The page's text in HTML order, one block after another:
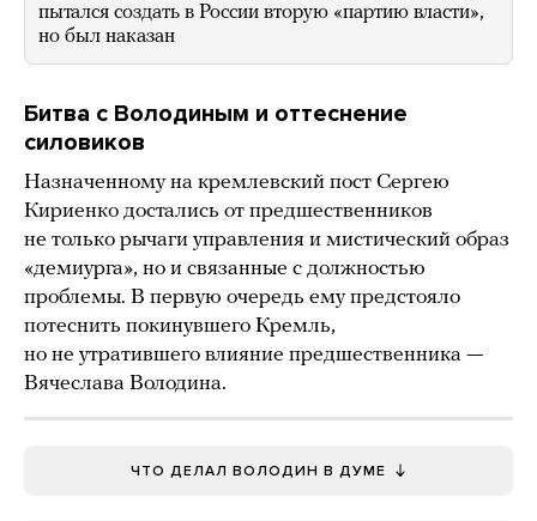
пытался создать в России вторую «партию власти»,
но был наказан
Битва с Володиным и оттеснение
силовиков
Назначенному на кремлевский пост Сергею
Кириенко достались от предшественников
не только рычаги управления и мистический образ
«демиурга», но и связанные с должностью
проблемы. В первую очередь ему предстояло
потеснить покинувшего Кремль,
но не утратившего влияние предшественника —
Вячеслава Володина.
ЧТО ДЕЛАЛ ВОЛОДИН В ДУМЕ